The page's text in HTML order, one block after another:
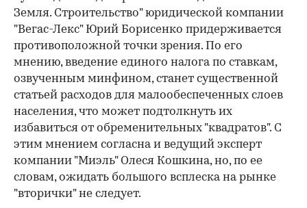
Земля. Строительство" юридической компании
"Вегас-Лекс" Юрий Борисенко придерживается
противоположной точки зрения. По его
мнению, введение единого налога по ставкам,
озвученным минфином, станет существенной
статьей расходов для малообеспеченных слоев
населения, что может подтолкнуть их
избавиться от обременительных "квадратов". С
этим мнением согласна и ведущий эксперт
компании "Миэль" Олеся Кошкина, но, по ее
словам, ожидать большого всплеска на рынке
"вторички" не следует.